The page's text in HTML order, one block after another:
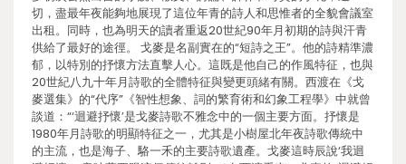
切，盡最年夜能夠地展現了這位年青的詩人和思惟者的全貌會議室
出租。同時，也為明天的讀者重返20世紀90年月初期的詩與汗青
供給了最好的途徑。 戈麥是名副實在的“短詩之王”。他的詩精準濃
郁，以特別的抒懷方法直擊人心。這既是他自己的作風特征，也與
20世紀八九十年月詩歌的全體特征與變更頭緒有關。西渡在《戈
麥選集》的“代序”《智性想象、詞的繁育術和幻象工程學》中就曾
談道：“‘迴避抒懷’是戈麥詩歌不雅念中的一個主要方面。抒懷是
1980年月詩歌的明顯特征之一，尤其是小樹屋北年夜詩歌傳統中
的主流，也是海子、駱一禾的主要詩歌遺產。戈麥這時辰說‘我迴